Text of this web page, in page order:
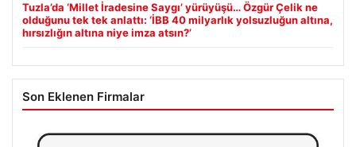
Tuzla’da ‘Millet İradesine Saygı’ yürüyüşü… Özgür Çelik ne
olduğunu tek tek anlattı: ‘İBB 40 milyarlık yolsuzluğun altına,
hırsızlığın altına niye imza atsın?’
Son Eklenen Firmalar